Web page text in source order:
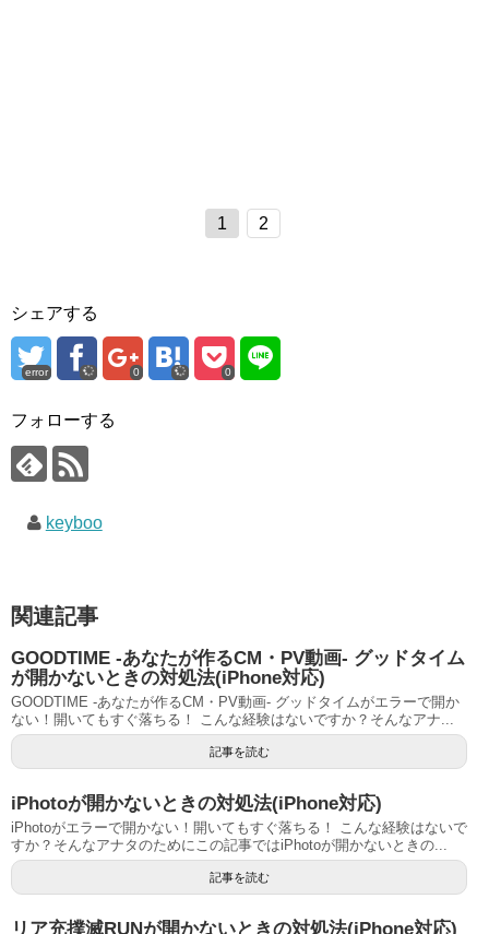
1 2
シェアする
error 0 0
フォローする
keyboo
関連記事
GOODTIME -あなたが作るCM・PV動画- グッドタイム
が開かないときの対処法(iPhone対応)
GOODTIME -あなたが作るCM・PV動画- グッドタイムがエラーで開か
ない！開いてもすぐ落ちる！ こんな経験はないですか？そんなアナ...
記事を読む
iPhotoが開かないときの対処法(iPhone対応)
iPhotoがエラーで開かない！開いてもすぐ落ちる！ こんな経験はないで
すか？そんなアナタのためにこの記事ではiPhotoが開かないときの...
記事を読む
リア充撲滅RUNが開かないときの対処法(iPhone対応)